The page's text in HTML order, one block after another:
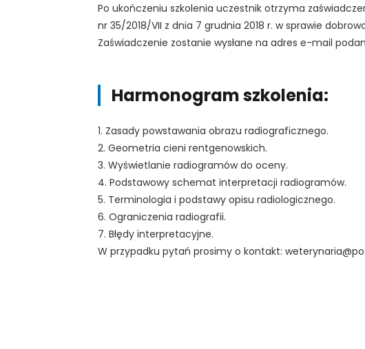
Po ukończeniu szkolenia uczestnik otrzyma
nr 35/2018/VII z dnia 7 grudnia 2018 r. w sprawie
Zaświadczenie zostanie wysłane na adres e-mail
Harmonogram szkolenia:
1. Zasady powstawania obrazu radiograficznego.
2. Geometria cieni rentgenowskich.
3. Wyświetlanie radiogramów do oceny.
4. Podstawowy schemat interpretacji radiogramów.
5. Terminologia i podstawy opisu radiologicznego.
6. Ograniczenia radiografii.
7. Błędy interpretacyjne.
W przypadku pytań prosimy o kontakt: